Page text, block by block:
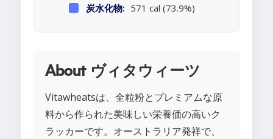
炭水化物: 571 cal (73.9%)
About ヴィタウィーツ
Vitawheatsは、全粒粉とプレミアムな原
料から作られた美味しい栄養価の高いク
ラッカーです。オーストラリア発祥で、